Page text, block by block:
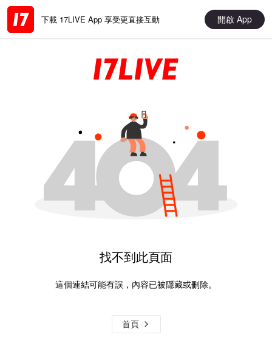
下載 17LIVE App 享受更直接互動 開啟 App
找不到此頁面
這個連結可能有誤，內容已被隱藏或刪除。
首頁